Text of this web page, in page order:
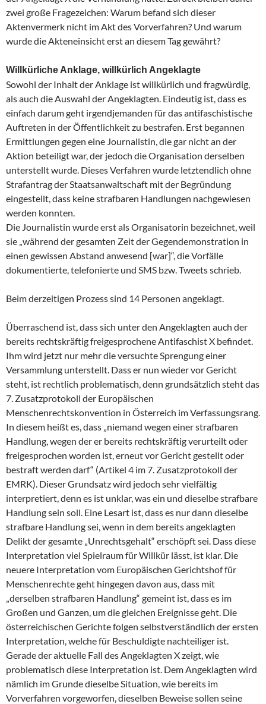
zwei große Fragezeichen: Warum befand sich dieser
Aktenvermerk nicht im Akt des Vorverfahren? Und warum
wurde die Akteneinsicht erst an diesem Tag gewährt?
Willkürliche Anklage, willkürlich Angeklagte
Sowohl der Inhalt der Anklage ist willkürlich und fragwürdig,
als auch die Auswahl der Angeklagten. Eindeutig ist, dass es
einfach darum geht irgendjemanden für das antifaschistische
Auftreten in der Öffentlichkeit zu bestrafen. Erst begannen
Ermittlungen gegen eine Journalistin, die gar nicht an der
Aktion beteiligt war, der jedoch die Organisation derselben
unterstellt wurde. Dieses Verfahren wurde letztendlich ohne
Strafantrag der Staatsanwaltschaft mit der Begründung
eingestellt, dass keine strafbaren Handlungen nachgewiesen
werden konnten.
Die Journalistin wurde erst als Organisatorin bezeichnet, weil
sie „während der gesamten Zeit der Gegendemonstration in
einen gewissen Abstand anwesend [war]“, die Vorfälle
dokumentierte, telefonierte und SMS bzw. Tweets schrieb.
Beim derzeitigen Prozess sind 14 Personen angeklagt.
Überraschend ist, dass sich unter den Angeklagten auch der
bereits rechtskräftig freigesprochene Antifaschist X befindet.
Ihm wird jetzt nur mehr die versuchte Sprengung einer
Versammlung unterstellt. Dass er nun wieder vor Gericht
steht, ist rechtlich problematisch, denn grundsätzlich steht das
7. Zusatzprotokoll der Europäischen
Menschenrechtskonvention in Österreich im Verfassungsrang.
In diesem heißt es, dass „niemand wegen einer strafbaren
Handlung, wegen der er bereits rechtskräftig verurteilt oder
freigesprochen worden ist, erneut vor Gericht gestellt oder
bestraft werden darf“ (Artikel 4 im 7. Zusatzprotokoll der
EMRK). Dieser Grundsatz wird jedoch sehr vielfältig
interpretiert, denn es ist unklar, was ein und dieselbe strafbare
Handlung sein soll. Eine Lesart ist, dass es nur dann dieselbe
strafbare Handlung sei, wenn in dem bereits angeklagten
Delikt der gesamte „Unrechtsgehalt“ erschöpft sei. Dass diese
Interpretation viel Spielraum für Willkür lässt, ist klar. Die
neuere Interpretation vom Europäischen Gerichtshof für
Menschenrechte geht hingegen davon aus, dass mit
„derselben strafbaren Handlung“ gemeint ist, dass es im
Großen und Ganzen, um die gleichen Ereignisse geht. Die
österreichischen Gerichte folgen selbstverständlich der ersten
Interpretation, welche für Beschuldigte nachteiliger ist.
Gerade der aktuelle Fall des Angeklagten X zeigt, wie
problematisch diese Interpretation ist. Dem Angeklagten wird
nämlich im Grunde dieselbe Situation, wie bereits im
Vorverfahren vorgeworfen, dieselben Beweise sollen seine